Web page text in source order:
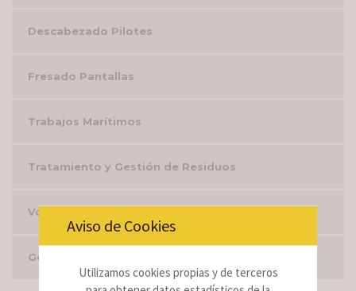
Descabezado Pilotes
Fresado Pantallas
Trabajos Marítimos
Tratamiento y Gestión de Residuos
Voladuras
Gestión Integral del Amianto
Aviso de Cookies
Utilizamos cookies propias y de terceros